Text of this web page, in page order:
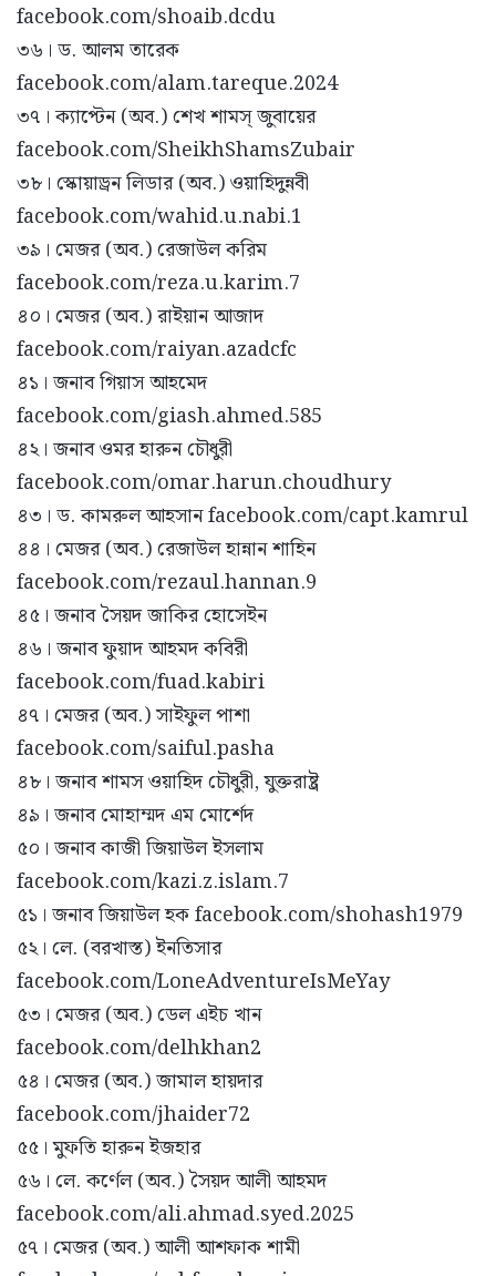
facebook.com/shoaib.dcdu
৩৬। ড. আলম তারেক
facebook.com/alam.tareque.2024
৩৭। ক্যাপ্টেন (অব.) শেখ শামস্ জুবায়ের
facebook.com/SheikhShamsZubair
৩৮। স্কোয়াড্রন লিডার (অব.) ওয়াহিদুন্নবী
facebook.com/wahid.u.nabi.1
৩৯। মেজর (অব.) রেজাউল করিম
facebook.com/reza.u.karim.7
৪০। মেজর (অব.) রাইয়ান আজাদ
facebook.com/raiyan.azadcfc
৪১। জনাব গিয়াস আহমেদ
facebook.com/giash.ahmed.585
৪২। জনাব ওমর হারুন চৌধুরী
facebook.com/omar.harun.choudhury
৪৩। ড. কামরুল আহসান facebook.com/capt.kamrul
৪৪। মেজর (অব.) রেজাউল হান্নান শাহিন
facebook.com/rezaul.hannan.9
৪৫। জনাব সৈয়দ জাকির হোসেইন
৪৬। জনাব ফুয়াদ আহমদ কবিরী
facebook.com/fuad.kabiri
৪৭। মেজর (অব.) সাইফুল পাশা
facebook.com/saiful.pasha
৪৮। জনাব শামস ওয়াহিদ চৌধুরী, যুক্তরাষ্ট্র
৪৯। জনাব মোহাম্মদ এম মোর্শেদ
৫০। জনাব কাজী জিয়াউল ইসলাম
facebook.com/kazi.z.islam.7
৫১। জনাব জিয়াউল হক facebook.com/shohash1979
৫২। লে. (বরখাস্ত) ইনতিসার
facebook.com/LoneAdventureIsMeYay
৫৩। মেজর (অব.) ডেল এইচ খান
facebook.com/delhkhan2
৫৪। মেজর (অব.) জামাল হায়দার
facebook.com/jhaider72
৫৫। মুফতি হারুন ইজহার
৫৬। লে. কর্ণেল (অব.) সৈয়দ আলী আহমদ
facebook.com/ali.ahmad.syed.2025
৫৭। মেজর (অব.) আলী আশফাক শামী